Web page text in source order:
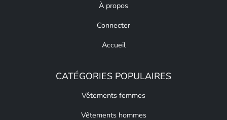
À propos
Connecter
Accueil
CATÉGORIES POPULAIRES
Vêtements femmes
Vêtements hommes